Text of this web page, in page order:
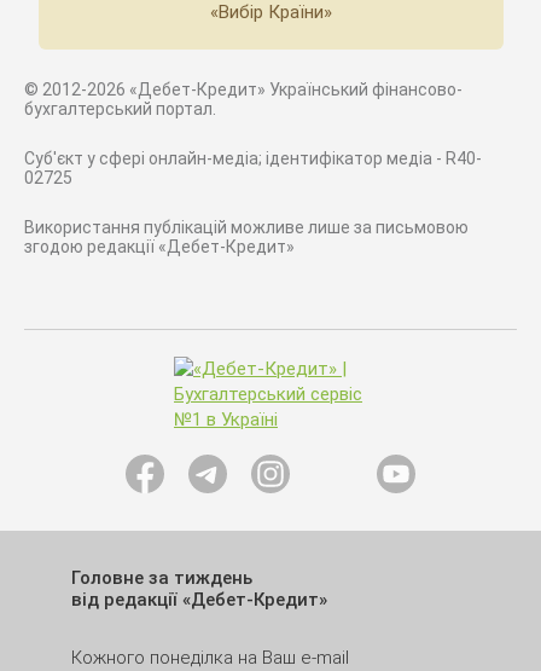
«Вибір Країни»
© 2012-2026 «Дебет-Кредит» Український фінансово-
бухгалтерський портал.
Суб'єкт у сфері онлайн-медіа; ідентифікатор медіа - R40-
02725
Використання публікацій можливе лише за письмовою
згодою редакції «Дебет-Кредит»
Головне за тиждень
від редакції «Дебет-Кредит»
Кожного понеділка на Ваш e-mail